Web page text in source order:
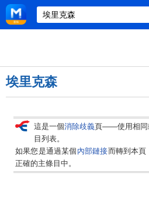
埃里克森
這是一個消除歧義頁——使用相同
目列表。
如果您是通過某個 內部鏈接而轉到本頁
正確的主條目中。